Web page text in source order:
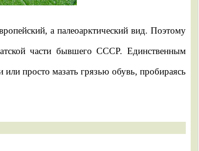
а палеоарктический вид. Поэтому
части бывшего СССР. Единственным
или просто мазать грязью обувь, пробираясь